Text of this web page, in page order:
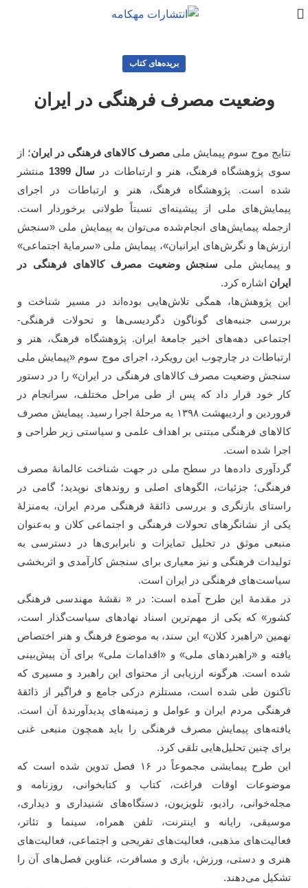
بریده‌های کتاب
وضعیت مصرف فرهنگی در ایران
نتایج موج سوم پیمایش ملیمصرف کالاهای فرهنگی در ایران؛ از
سوی پژوهشگاه فرهنگ، هنر و ارتباطات در
سال 1399
منتشر
شده است. پژوهشگاه فرهنگ، هنر و ارتباطات در اجرای
پیمایش‌‌های ملی از پیشینه‌‌ای نسبتاً طولانی برخوردار است.
ازجمله پیمایش‌های انجام‌شده می‌توان به پیمایش ملی «سنجش
ارزش‌‌ها و نگرش‌‌های ایرانیان»، پیمایش ملی «سرمایۀ اجتماعی»
و پیمایش ملی سنجش وضعیت مصرف کالاهای فرهنگی در
ایران اشاره کرد.
این‌ پژوهش‌‌ها، همگی تلاش‌‌هایی بوده‌‌اند در مسیر شناخت و
بررسی جنبه‌های گوناگون دگردیسی‌ها و تحولات فرهنگی-
اجتماعی دهه‌‌‌های اخیر جامعۀ ایران. پژوهشگاه فرهنگ، هنر و
ارتباطات در چارچوب این رویکرد، اجرای موج سوم «پیمایش ملی
سنجش وضعیت مصرف کالاهای فرهنگی در ایران» را در دستور
کار خود قرار داد که پس از طی مراحل مختلف، سرانجام در
فروردین و اردیبهشت ۱۳۹۸ به مرحلۀ اجرا رسید. پیمایش مصرف
کالاهای فرهنگی مبتنی بر اهداف علمی و سیاستی زیر طراحی و
اجرا شده است.
گردآوری داده‌‌ها در سطح ملی در جهت شناخت عالمانۀ مصرف
فرهنگی؛ جزئیات، الگوهای اصلی و روندهای نوپدید؛ گامی در
راستای بازنگری و بررسی ذائقۀ فرهنگی مردم ایران، به‌منزلۀ
یکی از نشانگرهای تحولات فرهنگی و اجتماعی کلان و به‌‌‌عنوان
منبعی موثق در تحلیل تمایزات و نابرابری‌‌ها در دسترسی به
تولیدات فرهنگی و نیز معیاری برای سنجش کارآمدی و اثربخشی
سیاست‌های فرهنگی در ایران است.
در مقدمۀ این طرح آمده است: در « نقشۀ مهندسی فرهنگی
کشور» که یکی از مهم‌‌ترین اسناد نهادهای سیاست‌گذار است،
نهمین «راهبرد کلان» این سند، به موضوع فرهنگ و هنر اختصاص
یافته و «راهبردهای ملی» و «اقدامات ملی» برای آن پیش‌بینی
شده است. هرگونه ارزیابی از محتوای این راهبرد و مسیری که
تاکنون طی شده است، مستلزم درکی جامع و فراگیر از ذائقۀ
فرهنگی مردم ایران و عوامل و زمینه‌های پدید‌آورندۀ آن است.
یافته‌های پیمایش مصرف فرهنگی را باید همچون منبعی غنی
برای چنین تحلیل‌‌هایی تلقی کرد.
این طرح پیمایشی مجموعاً در ۱۶ فصل تدوین شده است که
موضوعات اوقات فراغت، کتاب و کتابخوانی، روزنامه و
مجله‌خوانی، رادیو، تلویزیون، دستگاه‌های شنیداری و دیداری،
موسیقی، رایانه و اینترنت، تلفن همراه، سینما و تئاتر،
فعالیت‌های مذهبی، فعالیت‌های تفریحی و اجتماعی، فعالیت‌های
هنری و دستی، ورزش، بازی و مسافرت، عناوین فصل‌های آن را
تشکیل می‌دهند.